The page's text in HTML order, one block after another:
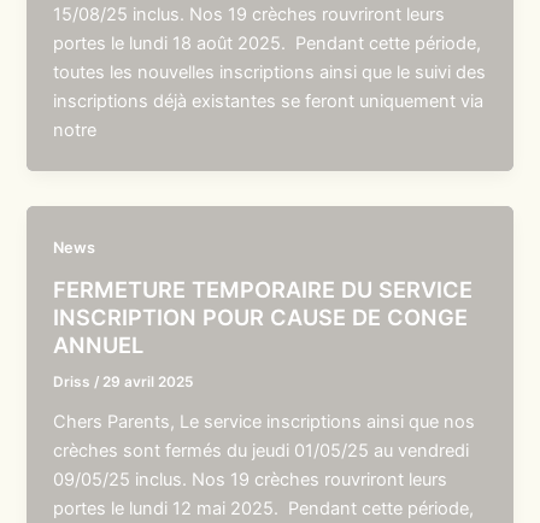
15/08/25 inclus. Nos 19 crèches rouvriront leurs
portes le lundi 18 août 2025. Pendant cette période,
toutes les nouvelles inscriptions ainsi que le suivi des
inscriptions déjà existantes se feront uniquement via
notre
News
FERMETURE TEMPORAIRE DU SERVICE
INSCRIPTION POUR CAUSE DE CONGE
ANNUEL
Driss / 29 avril 2025
Chers Parents, Le service inscriptions ainsi que nos
crèches sont fermés du jeudi 01/05/25 au vendredi
09/05/25 inclus. Nos 19 crèches rouvriront leurs
portes le lundi 12 mai 2025. Pendant cette période,